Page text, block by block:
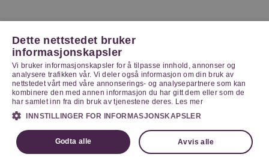
Dette nettstedet bruker
informasjonskapsler
Vi bruker informasjonskapsler for å tilpasse innhold, annonser og
analysere trafikken vår. Vi deler også informasjon om din bruk av
nettstedet vårt med våre annonserings- og analysepartnere som kan
kombinere den med annen informasjon du har gitt dem eller som de
har samlet inn fra din bruk av tjenestene deres. Les mer
INNSTILLINGER FOR INFORMASJONSKAPSLER
Godta alle Avvis alle